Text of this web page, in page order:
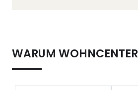
WARUM WOHNCENTER